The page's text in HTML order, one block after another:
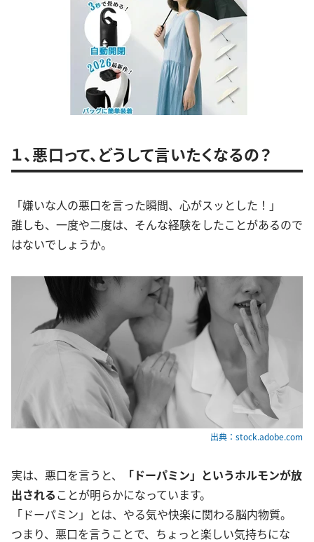
１、悪口って、どうして言いたくなるの？
「嫌いな人の悪口を言った瞬間、心がスッとした！」
誰しも、一度や二度は、そんな経験をしたことがあるので
はないでしょうか。
出典：stock.adobe.com
実は、悪口を言うと、
「ドーパミン」というホルモンが放
出されることが明らかになっています。
「ドーパミン」とは、やる気や快楽に関わる脳内物質。
つまり、悪口を言うことで、ちょっと楽しい気持ちにな